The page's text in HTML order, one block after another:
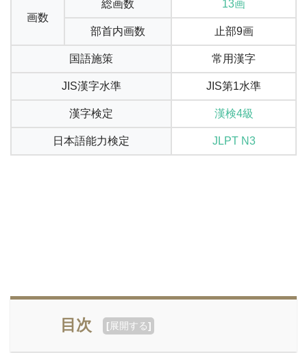
画数
総画数 13画
部首内画数 止部9画
国語施策 常用漢字
JIS漢字水準 JIS第1水準
漢字検定 漢検4級
日本語能力検定 JLPT N3
目次 [展開する]